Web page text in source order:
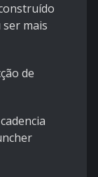
mais
de